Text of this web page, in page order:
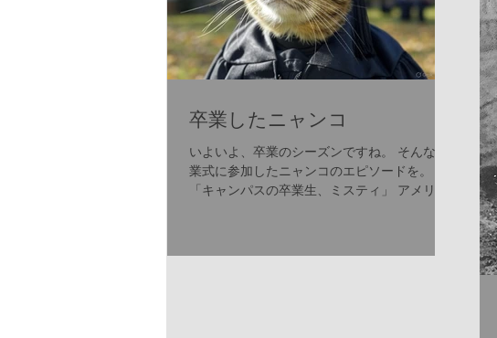
卒業したニャンコ
いよいよ、卒業のシーズンですね。 そんな卒
業式に参加したニャンコのエピソードを。
「キャンパスの卒業生、ミスティ」 アメリカ